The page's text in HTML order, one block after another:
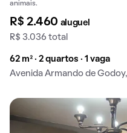
animais.
R$ 2.460 aluguel
R$ 3.036 total
62 m² · 2 quartos · 1 vaga
Avenida Armando de